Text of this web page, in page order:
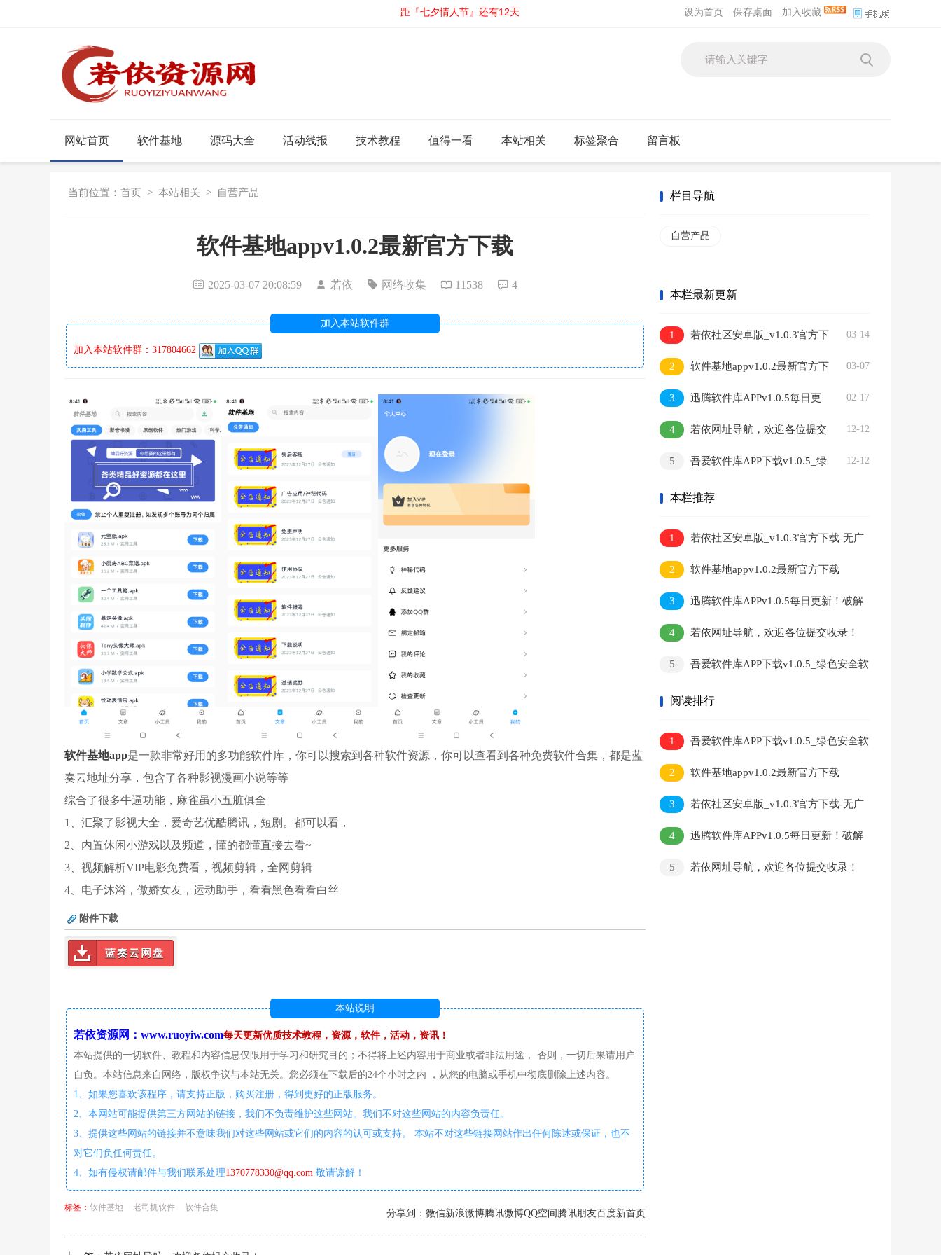
设为首页 保存桌面 加入收藏
距『七夕情人节』还有12天
网站首页 软件基地 源码大全 活动线报 技术教程 值得一看 本站相关 标签聚合 留言板
当前位置： 首页 > 本站相关 > 自营产品
软件基地appv1.0.2最新官方下载
2025-03-07 20:08:59 若依 网络收集 11538 4
加入本站软件群
加入本站软件群：317804662
软件基地app是一款非常好用的多功能软件库，你可以搜索到各种软件资源，你可以查看到各种免费软件合集，都是蓝
奏云地址分享，包含了各种影视漫画小说等等
综合了很多牛逼功能，麻雀虽小五脏俱全
1、汇聚了影视大全，爱奇艺优酷腾讯，短剧。都可以看，
2、内置休闲小游戏以及频道，懂的都懂直接去看~
3、视频解析VIP电影免费看，视频剪辑，全网剪辑
4、电子沐浴，傲娇女友，运动助手，看看黑色看看白丝
附件下载
蓝奏云网盘
本站说明
若依资源网：www.ruoyiw.com每天更新优质技术教程，资源，软件，活动，资讯！
本站提供的一切软件、教程和内容信息仅限用于学习和研究目的；不得将上述内容用于商业或者非法用途， 否则，一切后果请用户
自负。本站信息来自网络，版权争议与本站无关。您必须在下载后的24个小时之内 ，从您的电脑或手机中彻底删除上述内容。
1、如果您喜欢该程序，请支持正版，购买注册，得到更好的正版服务。
2、本网站可能提供第三方网站的链接，我们不负责维护这些网站。我们不对这些网站的内容负责任。
3、提供这些网站的链接并不意味我们对这些网站或它们的内容的认可或支持。 本站不对这些链接网站作出任何陈述或保证，也不
对它们负任何责任。
4、如有侵权请邮件与我们联系处理1370778330@qq.com 敬请谅解！
标签： 软件基地 老司机软件 软件合集
分享到： 微信新浪微博腾讯微博QQ空间 腾讯朋友百度新首页
栏目导航
自营产品
本栏最新更新
03-14
1
若依社区安卓版_v1.0.3官方下
载-无广告安全认证
03-07
2
软件基地appv1.0.2最新官方下
载
02-17
3
迅腾软件库APPv1.0.5每日更
新！破解工具
12-12
4
若依网址导航，欢迎各位提交
12-12
5
吾爱软件库APP下载v1.0.5_绿
本栏推荐
1
若依社区安卓版_v1.0.3官方下载-无广
告安全认证
2
软件基地appv1.0.2最新官方下载
3
迅腾软件库APPv1.0.5每日更新！破解
工具
4
若依网址导航，欢迎各位提交收录！
5
吾爱软件库APP下载v1.0.5_绿色安全软
阅读排行
1
吾爱软件库APP下载v1.0.5_绿色安全软
件资源库_破解工具大全
2
软件基地appv1.0.2最新官方下载
3
若依社区安卓版_v1.0.3官方下载-无广
告安全认证
4
迅腾软件库APPv1.0.5每日更新！破解
5
若依网址导航，欢迎各位提交收录！